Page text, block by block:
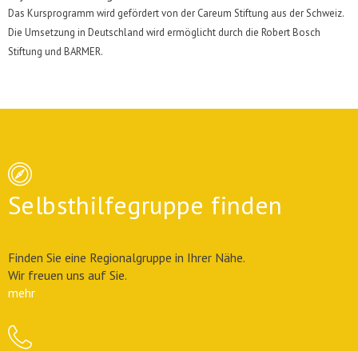
Das Kursprogramm wird gefördert von der Careum Stiftung aus der Schweiz.
Die Umsetzung in Deutschland wird ermöglicht durch die Robert Bosch
Stiftung und BARMER.
Selbsthilfegruppe finden
Finden Sie eine Regionalgruppe in Ihrer Nähe.
Wir freuen uns auf Sie.
mehr